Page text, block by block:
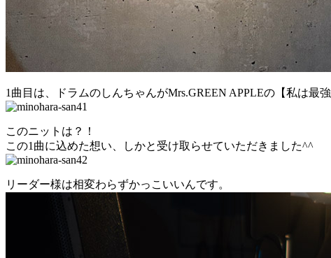
1曲目は、ドラムのしんちゃんがMrs.GREEN APPLEの【私は最
このニットは？！
この1曲に込めた想い、しかと受け取らせていただきました^^
リーダー様は相変わらずかっこいいんです。